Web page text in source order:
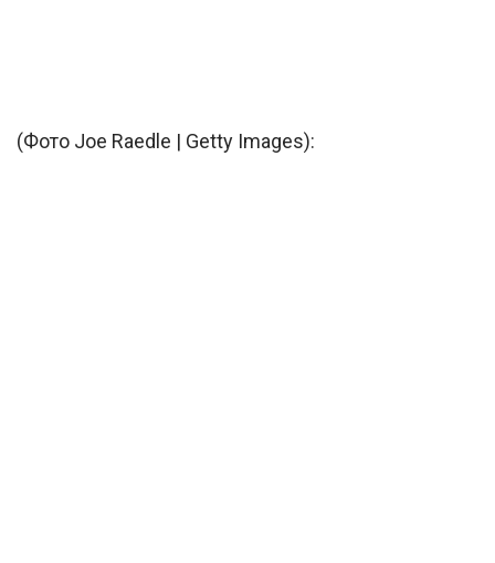
(Фото Joe Raedle | Getty Images):